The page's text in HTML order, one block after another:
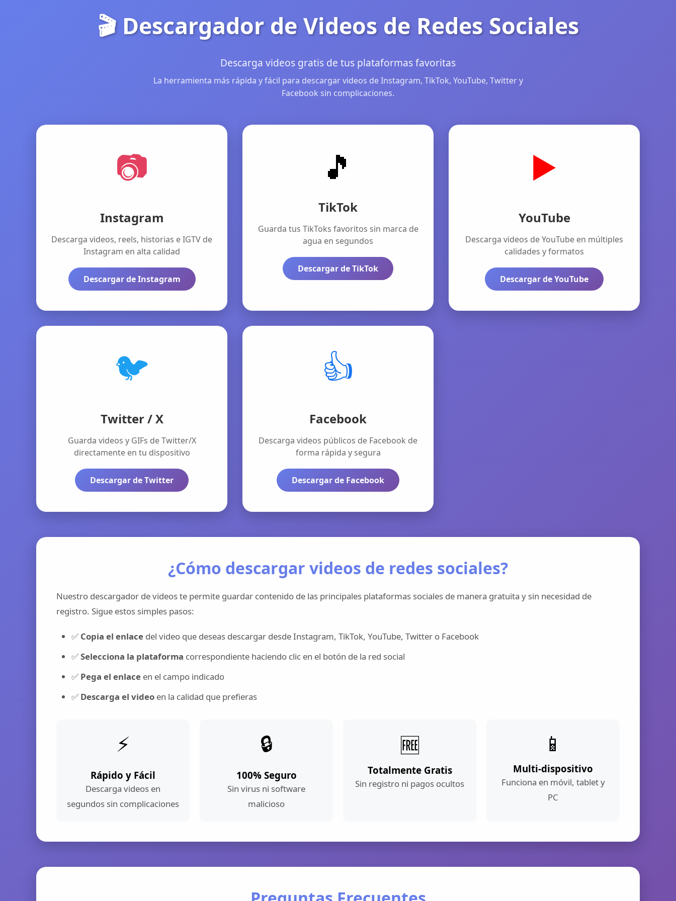
🎬 Descargador de Videos de Redes Sociales
Descarga videos gratis de tus plataformas favoritas
La herramienta más rápida y fácil para descargar videos de Instagram, TikTok, YouTube, Twitter y
Facebook sin complicaciones.
📷
Instagram
Descarga videos, reels, historias e IGTV de
Instagram en alta calidad
Descargar de Instagram
🎵
TikTok
Guarda tus TikToks favoritos sin marca de
agua en segundos
Descargar de TikTok
▶️
YouTube
Descarga videos de YouTube en múltiples
calidades y formatos
Descargar de YouTube
🐦
Twitter / X
Guarda videos y GIFs de Twitter/X
directamente en tu dispositivo
Descargar de Twitter
👍
Facebook
Descarga videos públicos de Facebook de
forma rápida y segura
Descargar de Facebook
¿Cómo descargar videos de redes sociales?
Nuestro descargador de videos te permite guardar contenido de las principales plataformas sociales de manera gratuita y sin necesidad de
registro. Sigue estos simples pasos:
✅ Copia el enlace del video que deseas descargar desde Instagram, TikTok, YouTube, Twitter o Facebook
✅Selecciona la plataforma correspondiente haciendo clic en el botón de la red social
✅ Pega el enlace en el campo indicado
✅ Descarga el video en la calidad que prefieras
⚡
Rápido y Fácil
Descarga videos en
segundos sin complicaciones
🔒
100% Seguro
Sin virus ni software
malicioso
🆓
Totalmente Gratis
Sin registro ni pagos ocultos
📱
Multi-dispositivo
Funciona en móvil, tablet y
PC